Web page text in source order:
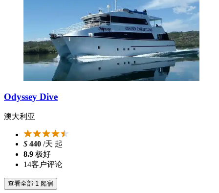
Odyssey Dive
澳大利亚
$ 440 /天 起
8.9 极好
14客户评论
查看全部 1 船宿